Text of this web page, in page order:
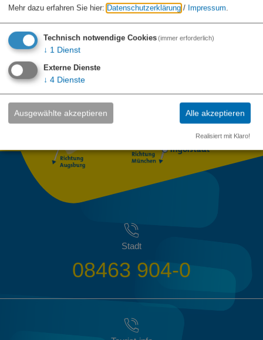
Stadt
08463 904-0
Mehr dazu erfahren Sie hier: Datenschutzerklärung / Impressum.
Technisch notwendige Cookies(immer erforderlich)
↓ 1 Dienst
Externe Dienste
↓ 4 Dienste
Ausgewählte akzeptieren Alle akzeptieren
Realisiert mit Klaro!